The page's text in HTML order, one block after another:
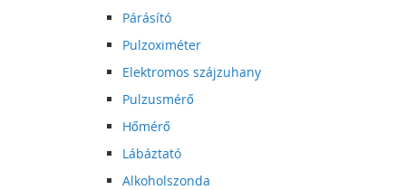
Párásító
Pulzoximéter
Elektromos szájzuhany
Pulzusmérő
Hőmérő
Lábáztató
Alkoholszonda